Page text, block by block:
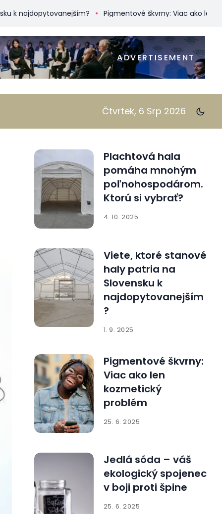
Pigmentové škvrny: Viac ako len
ADVERTISEMENT
Čtvrtek, 6 Srp 2026
Plachtová hala
pomáha mnohým
poľnohospodárom.
Ktorú si vybrať?
4. 10. 2025
Viete, ktoré stanové
haly patria na
Slovensku k
najdopytovanejším
?
1. 9. 2025
Pigmentové škvrny:
Viac ako len
kozmetický
problém
25. 6. 2025
Jedlá sóda – váš
ekologický spojenec
v boji proti špine
25. 6. 2025